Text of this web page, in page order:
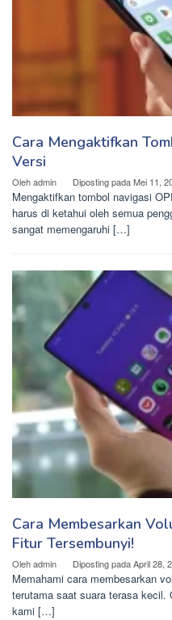
Cara Mengaktifkan
Versi
Olehadmin Diposting padaMei 11,
Mengaktifkan tombol navigasi
harus di ketahui oleh semua
sangat memengaruhi […]
Cara Membesarkan
Fitur Tersembunyi!
Olehadmin Diposting padaApril 28,
Memahami cara membesarkan
terutama saat suara terasa kecil.
kami […]